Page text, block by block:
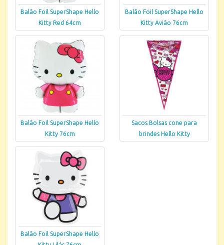
Balão Foil SuperShape Hello
Kitty Red 64cm
Balão Foil SuperShape Hello
Kitty Avião 76cm
Balão Foil SuperShape Hello
Kitty 76cm
Sacos Bolsas cone para
brindes Hello Kitty
Balão Foil SuperShape Hello